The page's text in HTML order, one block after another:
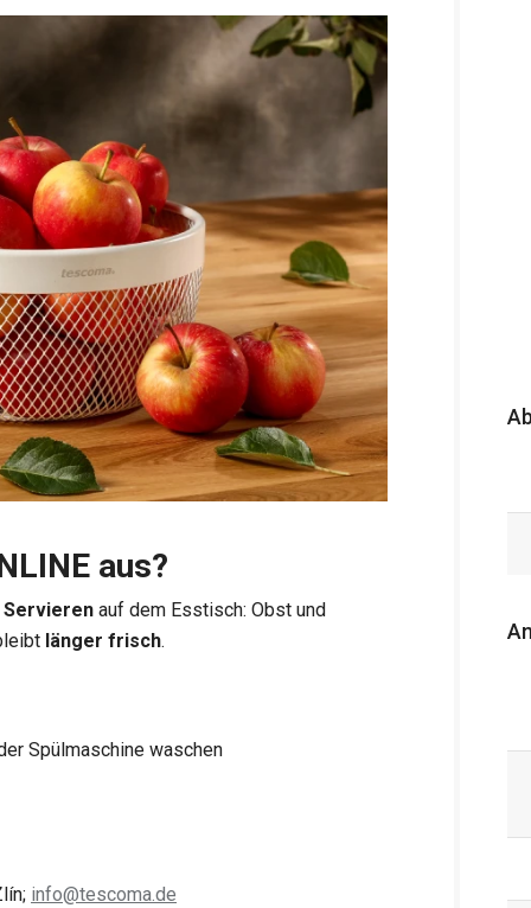
aus?
Servieren auf dem Esstisch: Obst und
länger frisch.
Spülmaschine waschen
info@tescoma.de